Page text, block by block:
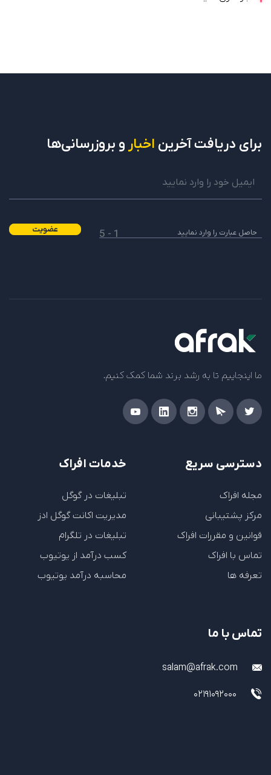
برای دریافتآخرین اخبار و بروزرسانی‌ها
1 - 5 عضویت
ما اینجاییم تا به رشد برند شما کمک کنیم.
دسترسی سریع
مجله افراک
مرکز پشتیبانی
قوانین و مقررات افراک
تماس با افراک
تعرفه ها
خدمات افراک
تبلیغات در گوگل
مدیریت اکانت گوگل ادز
تبلیغات در تلگرام
کسب درآمد از یوتیوب
محاسبه درآمد یوتیوب
تماس با ما
salam@afrak.com
02191092000